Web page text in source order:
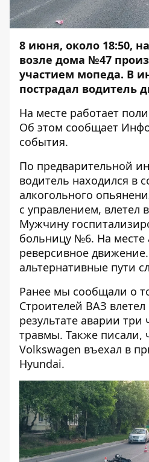
8 июня, около 18:50,
возле дома №47
участием мопеда. В
пострадал водитель
На месте работает
Об этом сообщает
события.
По предварительной
водитель находился в
алкогольного
с управлением, влетел
Мужчину
больницу №6. На месте
реверсивное
альтернативные пути
Ранее мы сообщали о
Строителей ВАЗ влетел
результате аварии три
травмы. Также писали,
Volkswagen въехал в
Hyundai.